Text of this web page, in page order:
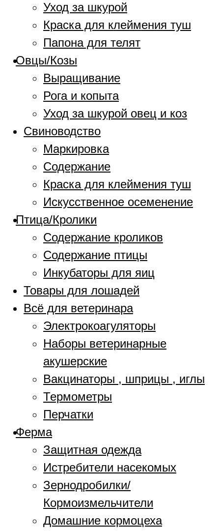
Уход за шкурой
Краска для клеймения туш
Папона для телят
Овцы/Козы
Выращивание
Рога и копыта
Уход за шкурой овец и коз
Свиноводство
Маркировка
Содержание
Краска для клеймения туш
Искусственное осеменение
Птица/Кролики
Содержание кроликов
Содержание птицы
Инкубаторы для яиц
Товары для лошадей
Всё для ветеринара
Электрокоагуляторы
Наборы ветеринарные
акушерские
Вакцинаторы , шприцы , иглы
Термометры
Перчатки
Ферма
Защитная одежда
Истребители насекомых
Зернодробилки/
Кормоизмельчители
Домашние кормоцеха